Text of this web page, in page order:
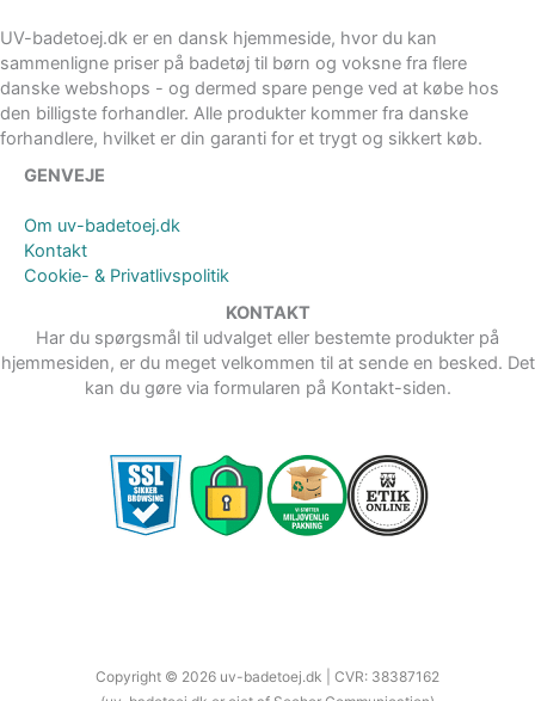
UV-badetoej.dk er en dansk hjemmeside, hvor du kan
sammenligne priser på badetøj til børn og voksne fra flere
danske webshops - og dermed spare penge ved at købe hos
den billigste forhandler. Alle produkter kommer fra danske
forhandlere, hvilket er din garanti for et trygt og sikkert køb.
GENVEJE
Om uv-badetoej.dk
Kontakt
Cookie- & Privatlivspolitik
KONTAKT
Har du spørgsmål til udvalget eller bestemte produkter på
hjemmesiden, er du meget velkommen til at sende en besked. Det
kan du gøre via formularen på Kontakt-siden.
Copyright © 2026 uv-badetoej.dk | CVR: 38387162